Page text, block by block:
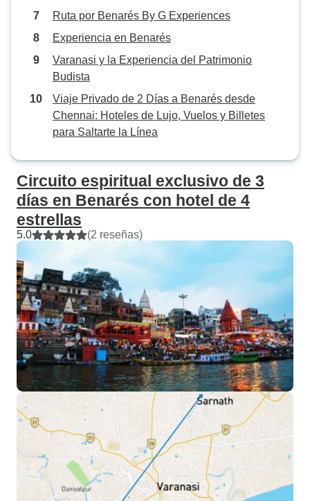
Ruta por Benarés By G Experiences
Experiencia en Benarés
Varanasi y la Experiencia del Patrimonio
Budista
Viaje Privado de 2 Días a Benarés desde
Chennai: Hoteles de Lujo, Vuelos y Billetes
para Saltarte la Línea
Circuito espiritual exclusivo de 3
días en Benarés con hotel de 4
estrellas
5.0 (2 reseñas)